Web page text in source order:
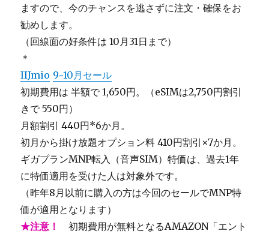
ますので、今のチャンスを逃さずに注文・確保をお
勧めします。
（回線面の好条件は 10月31日まで）
＊
IIJmio 9~10月セール
初期費用は 半額で 1,650円。（eSIMは2,750円割引
きで 550円）
月額割引 440円*6か月。
初月から掛け放題オプション料 410円割引×7か月。
ギガプランMNP転入（音声SIM）特価は、過去1年
に特価適用を受けた人は対象外です。
（昨年8月以前に購入の方は今回のセールでMNP特
価が適用となります）
★注意！
初期費用が無料となるAMAZON「エント